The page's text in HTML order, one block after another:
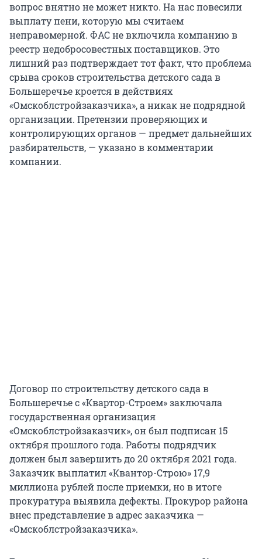
вопрос внятно не может никто. На нас повесили
выплату пени, которую мы считаем
неправомерной. ФАС не включила компанию в
реестр недобросовестных поставщиков. Это
лишний раз подтверждает тот факт, что проблема
срыва сроков строительства детского сада в
Большеречье кроется в действиях
«Омскоблстройзаказчика», а никак не подрядной
организации. Претензии проверяющих и
контролирующих органов — предмет дальнейших
разбирательств, — указано в комментарии
компании.
Договор по строительству детского сада в
Большеречье с «Квартор-Строем» заключала
государственная организация
«Омскоблстройзаказчик», он был подписан 15
октября прошлого года. Работы подрядчик
должен был завершить до 20 октября 2021 года.
Заказчик выплатил «Квантор-Строю» 17,9
миллиона рублей после приемки, но в итоге
прокуратура выявила дефекты. Прокурор района
внес представление в адрес заказчика —
«Омскоблстройзаказчика».